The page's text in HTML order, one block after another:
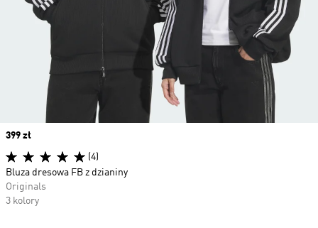
Price
399 zł
(4)
Bluza dresowa FB z dzianiny
Originals
3 kolory